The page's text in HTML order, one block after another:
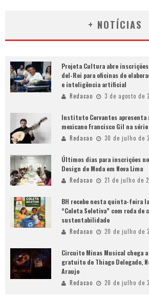
+ NOTÍCIAS
Projeta Cultura abre
del-Rei para oficinas de
e inteligência artificial
Redacao 3 de agosto de
Instituto Cervantes
mexicano Francisco Gil na
Redacao 30 de julho de
Últimos dias para inscrições
Design de Moda em Nova Lima
Redacao 21 de julho de
BH recebe nesta quinta-feira
“Coleta Seletiva” com roda de
sustentabilidade
Redacao 20 de julho de
Circuito Minas Musical chega a
gratuito de Thiago Delegado,
Araujo
Redacao 20 de julho de